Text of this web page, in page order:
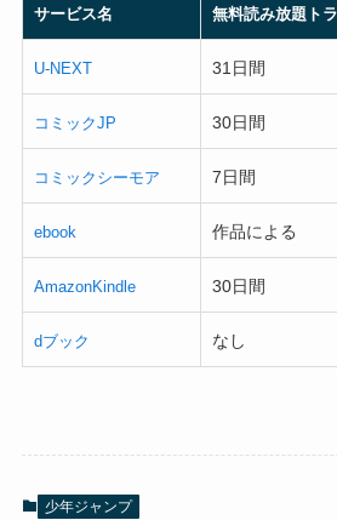
サービス名 無料読み放題ト
U-NEXT 31日間
コミックJP 30日間
コミックシーモア 7日間
ebook 作品による
AmazonKindle 30日間
dブック なし
少年ジャンプ